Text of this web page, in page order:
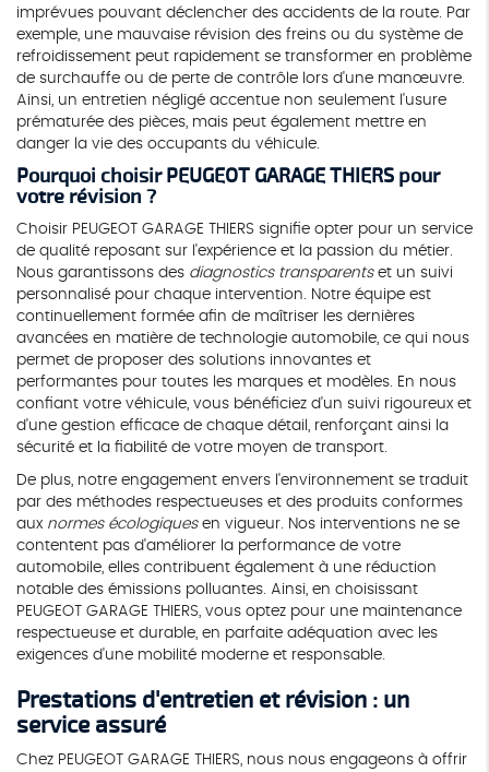
imprévues pouvant déclencher des accidents de la route. Par
exemple, une mauvaise révision des freins ou du système de
refroidissement peut rapidement se transformer en problème
de surchauffe ou de perte de contrôle lors d'une manœuvre.
Ainsi, un entretien négligé accentue non seulement l'usure
prématurée des pièces, mais peut également mettre en
danger la vie des occupants du véhicule.
Pourquoi choisir PEUGEOT GARAGE THIERS pour
votre révision ?
Choisir PEUGEOT GARAGE THIERS signifie opter pour un service
de qualité reposant sur l'expérience et la passion du métier.
Nous garantissons des diagnostics transparentset un suivi
personnalisé pour chaque intervention. Notre équipe est
continuellement formée afin de maîtriser les dernières
avancées en matière de technologie automobile, ce qui nous
permet de proposer des solutions innovantes et
performantes pour toutes les marques et modèles. En nous
confiant votre véhicule, vous bénéficiez d'un suivi rigoureux et
d'une gestion efficace de chaque détail, renforçant ainsi la
sécurité et la fiabilité de votre moyen de transport.
De plus, notre engagement envers l'environnement se traduit
par des méthodes respectueuses et des produits conformes
aux normes écologiquesen vigueur. Nos interventions ne se
contentent pas d'améliorer la performance de votre
automobile, elles contribuent également à une réduction
notable des émissions polluantes. Ainsi, en choisissant
PEUGEOT GARAGE THIERS, vous optez pour une maintenance
respectueuse et durable, en parfaite adéquation avec les
exigences d'une mobilité moderne et responsable.
Prestations d'entretien et révision : un
service assuré
Chez PEUGEOT GARAGE THIERS, nous nous engageons à offrir